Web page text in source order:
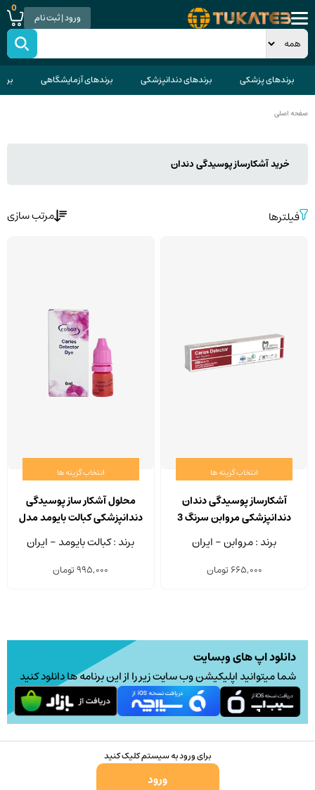
ورود | ثبت نام
0
برندهای پزشکی برندهای دندانپزشکی برندهای آزمایشگاهی
صفحه اصلی
خرید آشکارساز پوسیدگی دندان
فیلترها مرتب سازی
انتخاب گزینه ها
این
است
در
صفحه
محصول
انتخاب
شوند
آشکارساز پوسیدگی دندان
دندانپزشکی مروابن سرنگ 3
میلی لیتری
برند : مروابن - ایران
665,000تومان
انتخاب گزینه ها
این
دارای
در
محلول آشکار ساز پوسیدگی
دندانپزشکی کبالت بایومد مدل
Cobalt CDD حجم 6 میلی لیتر
برند : کبالت بایومد - ایران
995,000تومان
دانلود اپ های وبسایت
شما میتوانید اپلیکیشن وب سایت زیر را از این برنامه ها دانلود کنید
برای ورود به سیستم کلیک کنید
ورود